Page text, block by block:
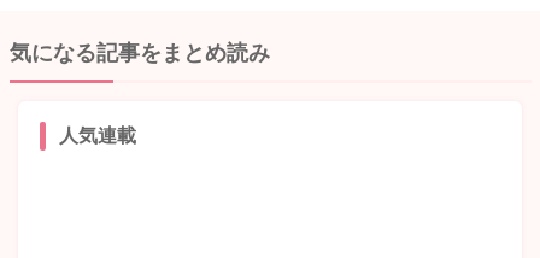
気になる記事をまとめ読み
人気連載